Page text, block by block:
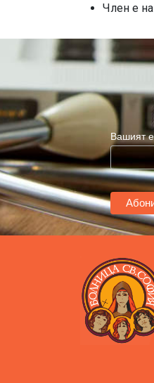
Член е
Вашият